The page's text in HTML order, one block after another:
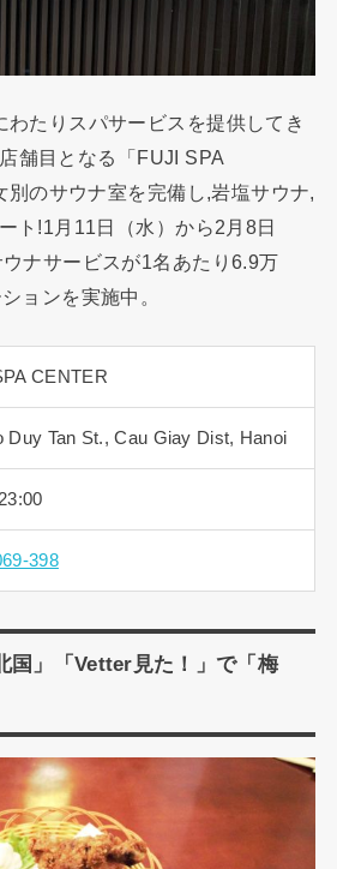
わたりスパサービスを提供してき
舗目となる「FUJI SPA
のサウナ室を完備し,岩塩サウナ,
ト!1月11日（水）から2月8日
ウナサービスが1名あたり6.9万
ョンを実施中。
CENTER
Duy Tan St., Cau Giay Dist, Hanoi
398
国」「Vetter見た！」で「梅